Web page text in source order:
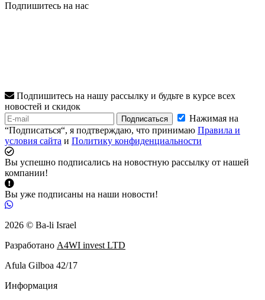
Подпишитесь на нас
Подпишитесь на нашу рассылку и будьте в курсе всех
новостей и скидок
Подписаться
Нажимая на
“Подписаться“, я подтверждаю, что принимаю Правила и
условия сайта и Политику конфиденциальности
Вы успешно подписались на новостную рассылку от нашей
компании!
Вы уже подписаны на наши новости!
2026 © Ba-li Israel
Разработано A4WI invest LTD
Afula Gilboa 42/17
Информация